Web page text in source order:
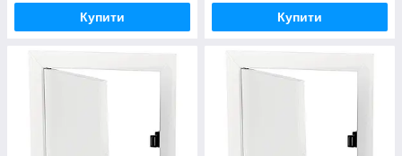
Купити Купити